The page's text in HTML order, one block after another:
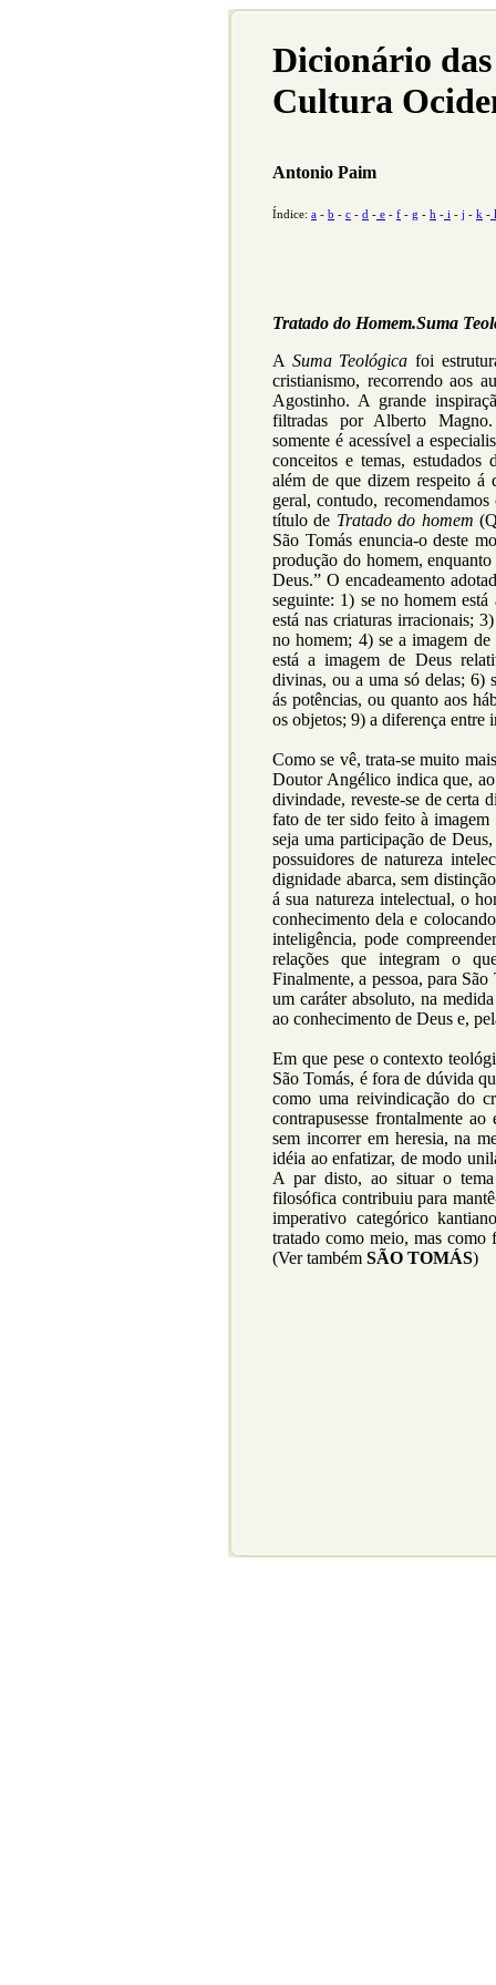
Dicionário
Cultura
Antonio Paim
Índice: a - b - c - d - e - f - g - h - i - j - k - l
Tratado do Homem.Suma
A Suma Teológica foi
cristianismo, recorrendo aos
Agostinho. A grande
filtradas por Alberto
somente é acessível a
conceitos e temas,
além de que dizem respeito
geral, contudo,
título de Tratado do homem
São Tomás enuncia-o deste
produção do homem,
Deus.” O encadeamento
seguinte: 1) se no homem
está nas criaturas irracionais;
no homem; 4) se a imagem
está a imagem de Deus
divinas, ou a uma só delas; 6)
ás potências, ou quanto aos
os objetos; 9) a diferença entre
Como se vê, trata-se muito
Doutor Angélico indica que,
divindade, reveste-se de certa
fato de ter sido feito à imagem
seja uma participação de
possuidores de natureza
dignidade abarca, sem
á sua natureza intelectual, o
conhecimento dela e
inteligência, pode
relações que integram o
Finalmente, a pessoa, para
um caráter absoluto, na
ao conhecimento de Deus e,
Em que pese o contexto
São Tomás, é fora de dúvida
como uma reivindicação do
contrapusesse frontalmente
sem incorrer em heresia, na
idéia ao enfatizar, de modo
A par disto, ao situar o
filosófica contribuiu para
imperativo categórico
tratado como meio, mas como
(Ver também SÃO TOMÁS)